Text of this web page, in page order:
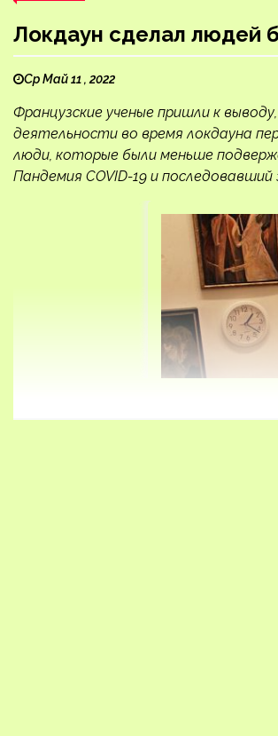
Локдаун сделал людей
Ср Май 11 , 2022
Французские ученые пришли к
деятельности во время локдауна
люди, которые были меньше
Пандемия COVID-19 и